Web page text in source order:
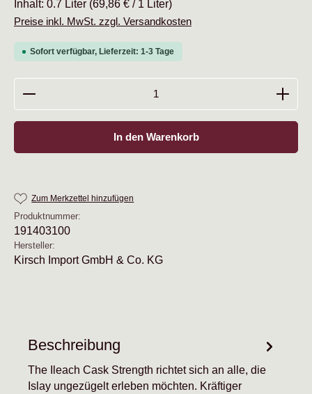
Inhalt: 0.7 Liter (69,86 € / 1 Liter)
Preise inkl. MwSt. zzgl. Versandkosten
Sofort verfügbar, Lieferzeit: 1-3 Tage
Produkt Anzahl: Gib den gewünschten Wert ein
In den Warenkorb
Zum Merkzettel hinzufügen
Produktnummer:
191403100
Hersteller:
Kirsch Import GmbH & Co. KG
Beschreibung
The Ileach Cask Strength richtet sich an alle, die
Islay ungezügelt erleben möchten. Kräftiger